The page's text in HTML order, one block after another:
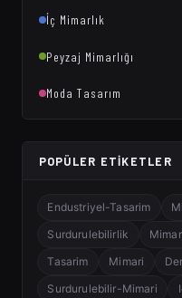
İç Mimarlık
Peyzaj Mimarlığı
Moda Tasarım
POPÜLER ETIKETLER
Endustriyel-Tasarim
Surdurulebilirlik
Tasarim
Mimari
Surdurulebilir-Mimari